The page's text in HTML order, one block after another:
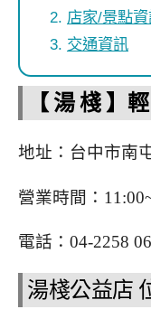
店家/景點
交通資訊
【 湯 棧 】
地址：台中市南
營業時間：
電話：04-2258
湯棧公益店